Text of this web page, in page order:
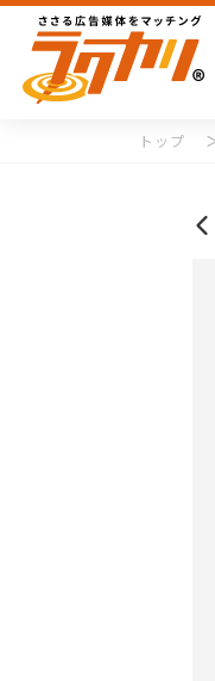
トップ